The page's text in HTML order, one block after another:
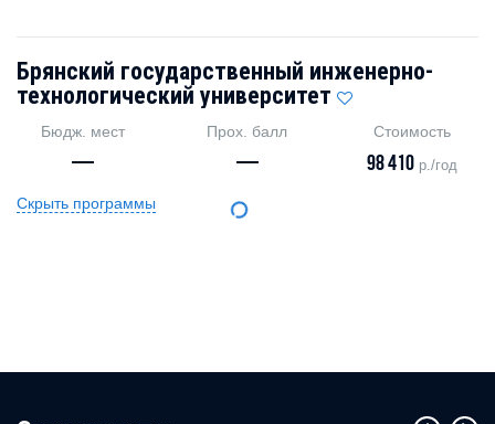
Брянский государственный инженерно-
технологический университет
Бюдж. мест
—
Прох. балл
—
Стоимость
98 410 р./год
Скрыть программы